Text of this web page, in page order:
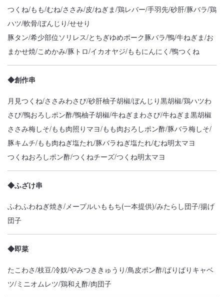
つくね/もも/むね/ささみ/皮/ねぎま/鶏レバー/手羽先/砂肝/豚バラ/鶏
ハツ/軟骨/ぼんじり/せせり
豚タン/希少部位ソリレス/とちぎゆめポーク豚バラ/鴨/牛ねぎま/お
まかせ焼/こめかみ/豚トロ/イカオヤジ/ももにんにく/鴨つくね
◆創作串
月見つくね/ささみわさび/砂肝柚子胡椒/ぼんじり黒胡椒/鶏ハツわ
さび/鴨おろしポン酢/鴨柚子胡椒/牛ねぎまわさび/牛ねぎま黒胡椒
ささみ梅しそ/もも肉照りマヨ/もも肉おろしポン酢/豚バラ梅しそ/
豚キムチ/もも肉ねぎ塩たれ/豚バラねぎ塩たれ/むね明太マヨ
つくねおろしポン酢/つくねチーズ/つくね明太マヨ
◆ふざけ串
ふわふわねぎ焼き/メープルいももち(一本提供)/みたらし団子/揚げ
団子
◆即菜
たこわさ/枝豆/冷奴/やみつききゅうり/鳥皮ポン酢/ぱりぱりキャベ
ツ/ミニオムレツ/鶏和え酢/肉団子